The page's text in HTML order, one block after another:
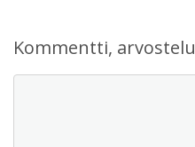
Kommentti,